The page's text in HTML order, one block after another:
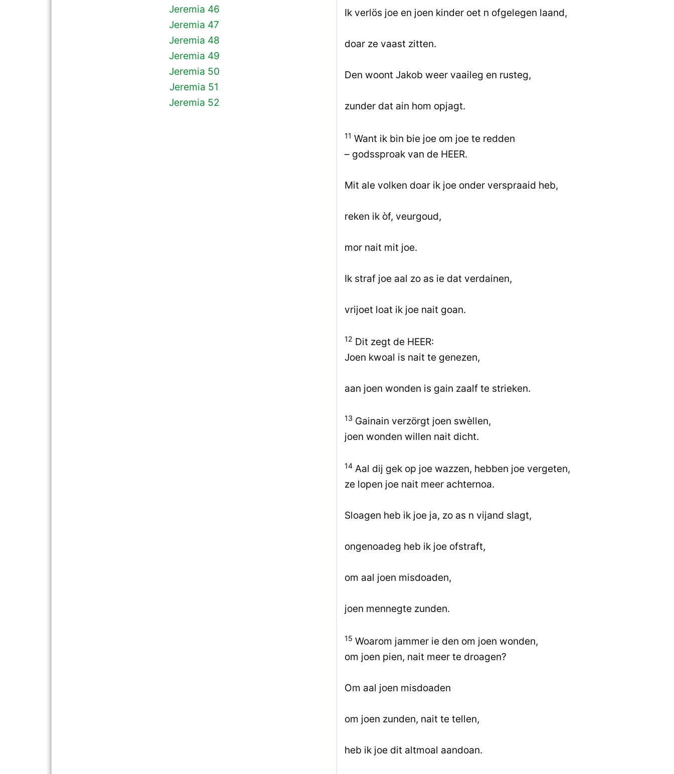
Jeremia 46
Jeremia 47
Jeremia 48
Jeremia 49
Jeremia 50
Jeremia 51
Jeremia 52
Ik verlös joe en joen kinder oet n ofgelegen laand,
doar ze vaast zitten.
Den woont Jakob weer vaaileg en rusteg,
zunder dat ain hom opjagt.
11 Want ik bin bie joe om joe te redden
– godssproak van de HEER.
Mit ale volken doar ik joe onder verspraaid heb,
reken ik òf, veurgoud,
mor nait mit joe.
Ik straf joe aal zo as ie dat verdainen,
vrijoet loat ik joe nait goan.
12 Dit zegt de HEER:
Joen kwoal is nait te genezen,
aan joen wonden is gain zaalf te strieken.
13 Gainain verzörgt joen swèllen,
joen wonden willen nait dicht.
14 Aal dij gek op joe wazzen, hebben joe vergeten,
ze lopen joe nait meer achternoa.
Sloagen heb ik joe ja, zo as n vijand slagt,
ongenoadeg heb ik joe ofstraft,
om aal joen misdoaden,
joen mennegte zunden.
15 Woarom jammer ie den om joen wonden,
om joen pien, nait meer te droagen?
Om aal joen misdoaden
om joen zunden, nait te tellen,
heb ik joe dit altmoal aandoan.